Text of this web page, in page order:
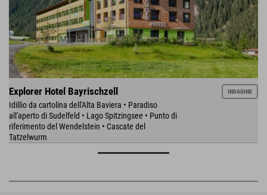
Explorer Hotel Bayrischzell
Idillio da cartolina dell'Alta Baviera • Paradiso
all'aperto di Sudelfeld • Lago Spitzingsee • Punto di
riferimento del Wendelstein • Cascate del
Tatzelwurm
INDAGINE